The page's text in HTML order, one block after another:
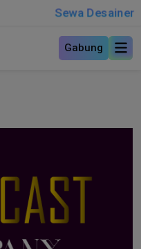
Sewa Desainer
Gabung